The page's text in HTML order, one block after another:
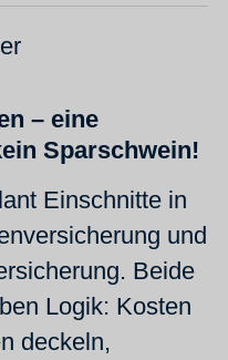
– eine
Sparschwein!
Einschnitte in
und
Beide
Logik: Kosten
deckeln,